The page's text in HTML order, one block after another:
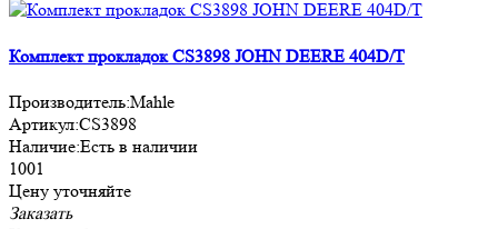
Комплект прокладок CS3898 JOHN DEERE 404D/T
Производитель:Mahle
Артикул:CS3898
Наличие:Есть в наличии
1001
Цену уточняйте
Заказать